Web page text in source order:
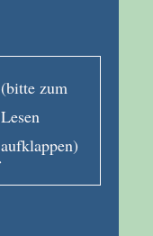
(bitte zum
Lesen
aufklappen)